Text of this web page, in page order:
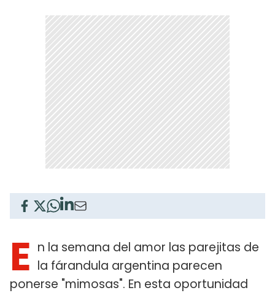
E n la semana del amor las parejitas de
la fárandula argentina parecen
ponerse "mimosas". En esta oportunidad